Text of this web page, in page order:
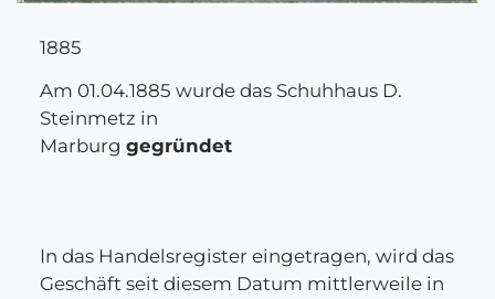
1885
Am 01.04.1885 wurde das Schuhhaus D.
Steinmetz in
Marburg gegründet
In das Handelsregister eingetragen, wird das
Geschäft seit diesem Datum mittlerweile in